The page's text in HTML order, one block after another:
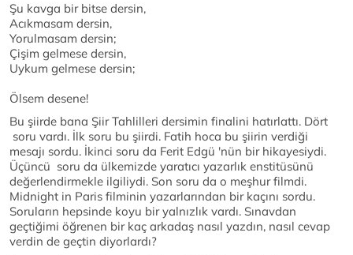
Şu kavga bir bitse dersin,
Acıkmasam dersin,
Yorulmasam dersin;
Çişim gelmese dersin,
Uykum gelmese dersin;
Ölsem desene!
Bu şiirde bana Şiir Tahlilleri dersimin finalini hatırlattı. Dört
soru vardı. İlk soru bu şiirdi. Fatih hoca bu şiirin verdiği
mesajı sordu. İkinci soru da Ferit Edgü 'nün bir hikayesiydi.
Üçüncü soru da ülkemizde yaratıcı yazarlık enstitüsünü
değerlendirmekle ilgiliydi. Son soru da o meşhur filmdi.
Midnight in Paris filminin yazarlarından bir kaçını sordu.
Soruların hepsinde koyu bir yalnızlık vardı. Sınavdan
geçtiğimi öğrenen bir kaç arkadaş nasıl yazdın, nasıl cevap
verdin de geçtin diyorlardı?